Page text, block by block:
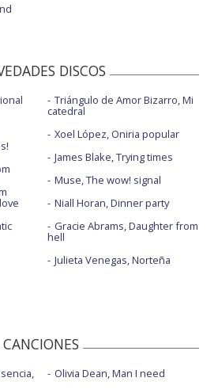
DISCOS
Triángulo de Amor Bizarro, Mi
catedral
Xoel López, Oniria popular
James Blake, Trying times
Muse, The wow! signal
Niall Horan, Dinner party
Gracie Abrams, Daughter from
hell
Julieta Venegas, Norteña
CANCIONES
Olivia Dean, Man I need